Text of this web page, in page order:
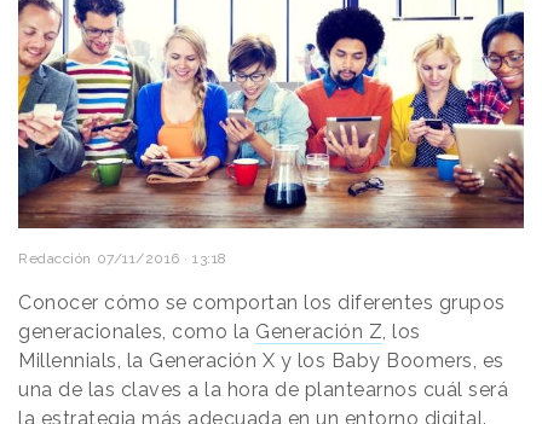
Redacción 07/11/2016 · 13:18
Conocer cómo se comportan los diferentes grupos
generacionales, como la Generación Z, los
Millennials, la Generación X y los Baby Boomers, es
una de las claves a la hora de plantearnos cuál será
la estrategia más adecuada en un entorno digital.